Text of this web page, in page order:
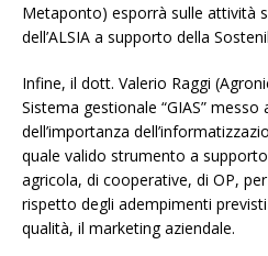
Metaponto) esporrà sulle attività
dell’ALSIA a supporto della
Infine, il dott. Valerio Raggi
Sistema gestionale “GIAS”
dell’importanza
quale valido strumento a
agricola, di cooperative, di OP,
rispetto degli adempimenti
qualità, il marketing aziendale.